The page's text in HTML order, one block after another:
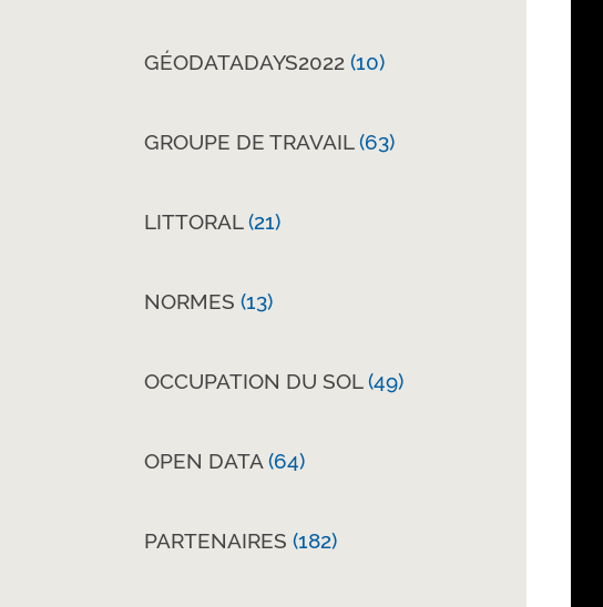
GÉODATADAYS2022 (10)
GROUPE DE TRAVAIL(63)
LITTORAL(21)
NORMES (13)
OCCUPATION DU SOL(49)
OPEN DATA (64)
PARTENAIRES (182)